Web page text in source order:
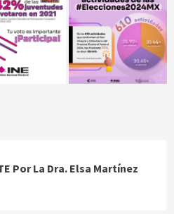
Por La Dra. Elsa Martínez